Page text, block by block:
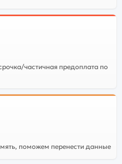
частичная предоплата по
поможем перенести данные